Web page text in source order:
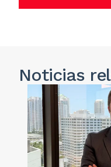
Noticias